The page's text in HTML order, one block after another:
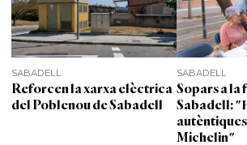
SABADELL
Reforcen la xarxa elèctrica
del Poblenou de Sabadell
SABADELL
Sopars a la
Sabadell:
Michelin"